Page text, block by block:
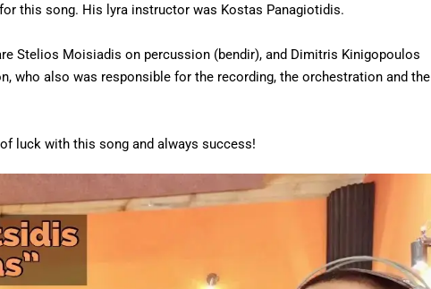
this song. His lyra instructor was Kostas Panagiotidis.
Stelios Moisiadis on percussion (bendir), and Dimitris Kinigopoulos
who also was responsible for the recording, the orchestration and the
luck with this song and always success!